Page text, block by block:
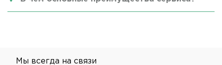
Мы всегда на связи